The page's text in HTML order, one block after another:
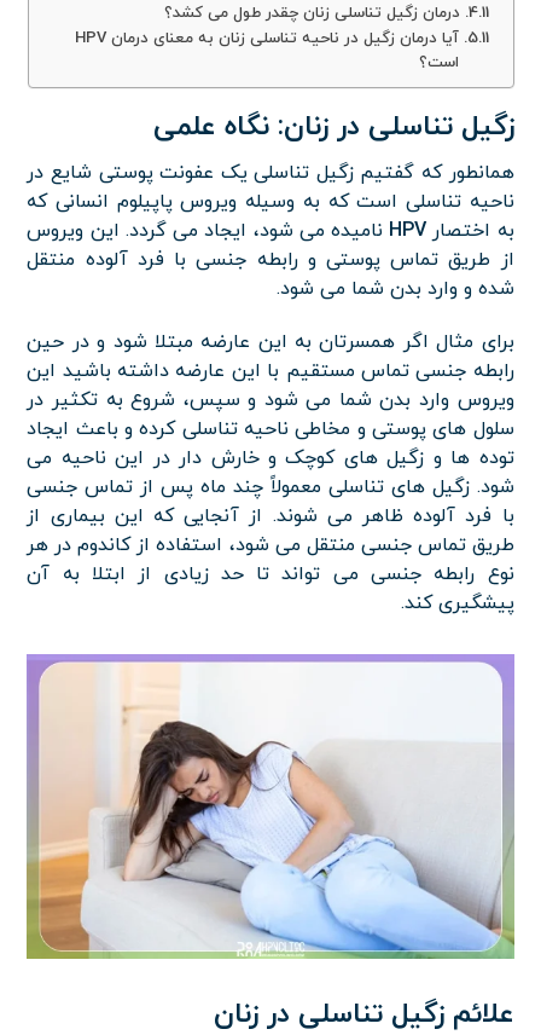
درمان زگیل تناسلی زنان چقدر طول می کشد؟
آیا درمان زگیل در ناحیه تناسلی زنان به معنای درمان HPV
است؟
زگیل تناسلی در زنان: نگاه علمی
همانطور که گفتیم زگیل تناسلی یک عفونت پوستی شایع در
ناحیه تناسلی است که به وسیله ویروس پاپیلوم انسانی که
به اختصار HPV نامیده می شود، ایجاد می گردد. این ویروس
از طریق تماس پوستی و رابطه جنسی با فرد آلوده منتقل
شده و وارد بدن شما می شود.
برای مثال اگر همسرتان به این عارضه مبتلا شود و در حین
رابطه جنسی تماس مستقیم با این عارضه داشته باشید این
ویروس وارد بدن شما می شود و سپس، شروع به تکثیر در
سلول های پوستی و مخاطی ناحیه تناسلی کرده و باعث ایجاد
توده ها و زگیل های کوچک و خارش دار در این ناحیه می
شود. زگیل های تناسلی معمولاً چند ماه پس از تماس جنسی
با فرد آلوده ظاهر می شوند. از آنجایی که این بیماری از
طریق تماس جنسی منتقل می شود، استفاده از کاندوم در هر
نوع رابطه جنسی می تواند تا حد زیادی از ابتلا به آن
پیشگیری کند.
علائم زگیل تناسلی در زنان